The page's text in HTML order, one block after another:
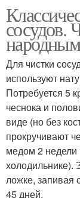
сосудов.
Для чистки
используют
Потребуется 5
чеснока и
виде (но без
прокручивают
медом 2
холодильнике).
ложке, запивая
45 дней.